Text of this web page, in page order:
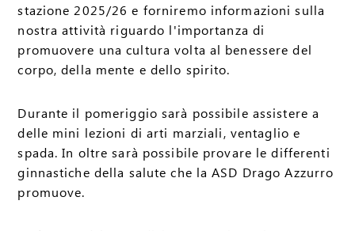
stazione 2025/26 e forniremo informazioni sulla
nostra attività riguardo l'importanza di
promuovere una cultura volta al benessere del
corpo, della mente e dello spirito.
Durante il pomeriggio sarà possibile assistere a
delle mini lezioni di arti marziali, ventaglio e
spada. In oltre sarà possibile provare le differenti
ginnastiche della salute che la ASD Drago Azzurro
promuove.